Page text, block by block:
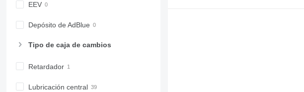
EEV
Depósito de AdBlue
Tipo de caja de cambios
Retardador
Lubricación central